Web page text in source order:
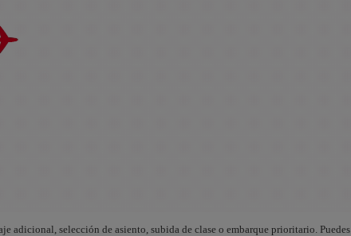
adicional, selección de asiento, subida de clase o embarque prioritario. Puedes